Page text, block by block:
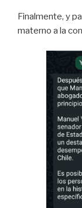
Finalmente, y
materno a la